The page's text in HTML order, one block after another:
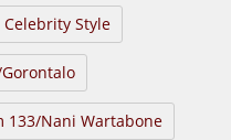
Celebrity Style
133/Nani Wartabone